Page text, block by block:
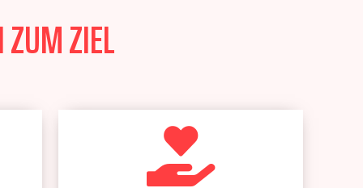
ZIEL